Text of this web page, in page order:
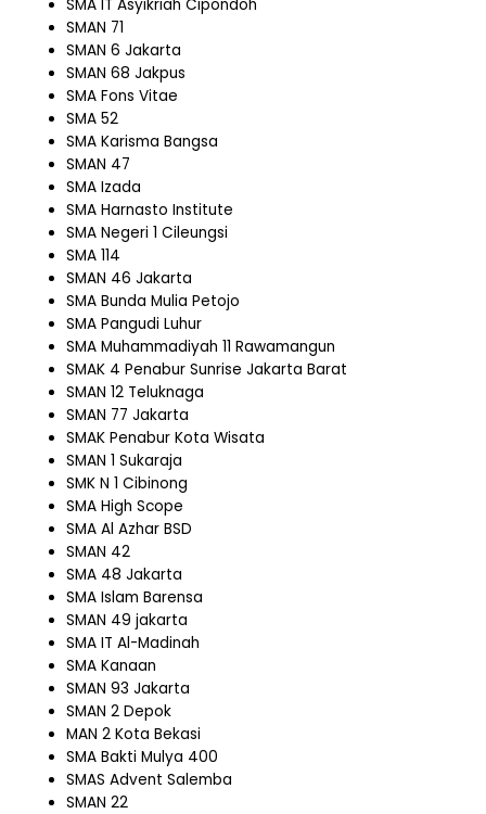
SMA IT Asyikriah Cipondoh
SMAN 71
SMAN 6 Jakarta
SMAN 68 Jakpus
SMA Fons Vitae
SMA 52
SMA Karisma Bangsa
SMAN 47
SMA Izada
SMA Harnasto Institute
SMA Negeri 1 Cileungsi
SMA 114
SMAN 46 Jakarta
SMA Bunda Mulia Petojo
SMA Pangudi Luhur
SMA Muhammadiyah 11 Rawamangun
SMAK 4 Penabur Sunrise Jakarta Barat
SMAN 12 Teluknaga
SMAN 77 Jakarta
SMAK Penabur Kota Wisata
SMAN 1 Sukaraja
SMK N 1 Cibinong
SMA High Scope
SMA Al Azhar BSD
SMAN 42
SMA 48 Jakarta
SMA Islam Barensa
SMAN 49 jakarta
SMA IT Al-Madinah
SMA Kanaan
SMAN 93 Jakarta
SMAN 2 Depok
MAN 2 Kota Bekasi
SMA Bakti Mulya 400
SMAS Advent Salemba
SMAN 22